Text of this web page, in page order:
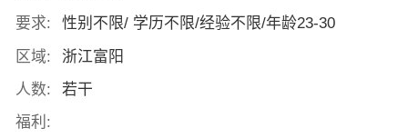
要求:
性别不限/ 学历不限/经验不限/年龄23-30
区域:
浙江富阳
人数:
若干
福利: